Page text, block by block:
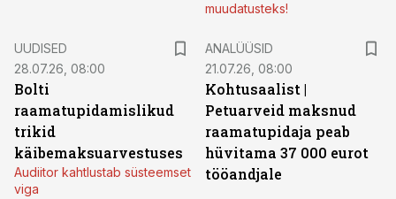
muudatusteks!
UUDISED
28.07.26, 08:00
Bolti
raamatupidamislikud
trikid
käibemaksuarvestuses
Audiitor kahtlustab süsteemset
viga
ANALÜÜSID
21.07.26, 08:00
Kohtusaalist |
Petuarveid maksnud
raamatupidaja peab
hüvitama 37 000 eurot
tööandjale